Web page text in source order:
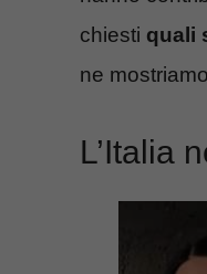
chiesti quali
ne
L’Italia